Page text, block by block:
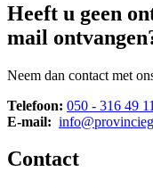
Heeft u geen
mail
Neem dan contact met
Telefoon: 050 - 316 49 11
E-mail:
Contact